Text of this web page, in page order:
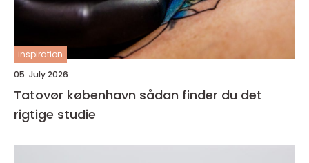
inspiration
05. July 2026
Tatovør københavn sådan finder du det
rigtige studie